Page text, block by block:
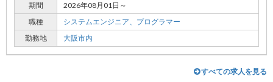
期間
2026年08月01日～
職種
システムエンジニア、 プログラマー
勤務地
大阪市内
すべての求人を見る